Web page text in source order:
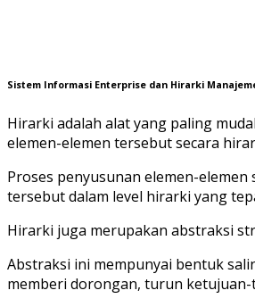
Sistem Informasi Enterprise dan Hirarki
Hirarki adalah alat yang paling
elemen-elemen tersebut secara
Proses penyusunan elemen-
tersebut dalam level hirarki yang
Hirarki juga merupakan abstraksi
Abstraksi ini mempunyai bentuk
memberi dorongan, turun